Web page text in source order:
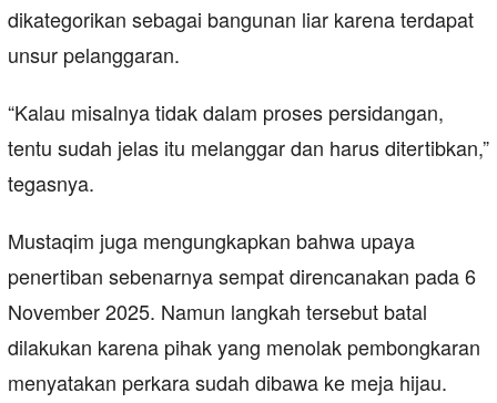
dikategorikan sebagai bangunan liar karena terdapat
unsur pelanggaran.
“Kalau misalnya tidak dalam proses persidangan,
tentu sudah jelas itu melanggar dan harus ditertibkan,”
tegasnya.
Mustaqim juga mengungkapkan bahwa upaya
penertiban sebenarnya sempat direncanakan pada 6
November 2025. Namun langkah tersebut batal
dilakukan karena pihak yang menolak pembongkaran
menyatakan perkara sudah dibawa ke meja hijau.